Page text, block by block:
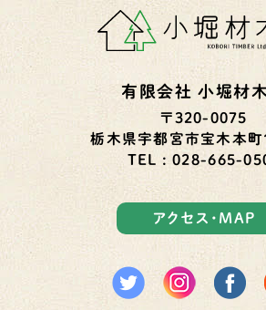
有限会社 小堀材
〒320-0075
栃木県宇都宮市宝木本
TEL : 028-665-
アクセス・MAP